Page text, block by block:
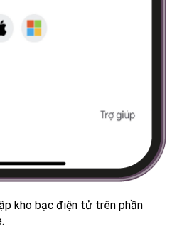
kho bạc điện tử trên phần